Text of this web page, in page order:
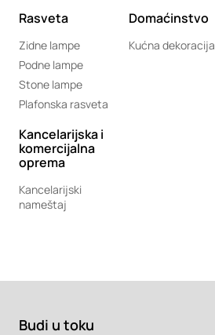
Rasveta
Zidne lampe
Podne lampe
Stone lampe
Plafonska rasveta
Domaćinstvo
Kućna dekoracija
Kancelarijska i
komercijalna
oprema
Kancelarijski
nameštaj
Budi u toku